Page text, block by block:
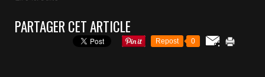
PARTAGER CET ARTICLE
Repost 0